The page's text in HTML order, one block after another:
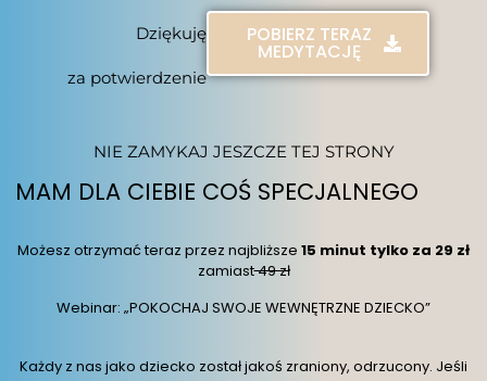
Dziękuję
za potwierdzenie
POBIERZ TERAZ
MEDYTACJĘ
NIE ZAMYKAJ JESZCZE TEJ STRONY
MAM DLA CIEBIE COŚ SPECJALNEGO
Możesz otrzymać teraz przez najbliższe 15 minut tylko za 29 zł
zamiast49 zł
Webinar: „POKOCHAJ SWOJE WEWNĘTRZNE DZIECKO”
Każdy z nas jako dziecko został jakoś zraniony, odrzucony. Jeśli